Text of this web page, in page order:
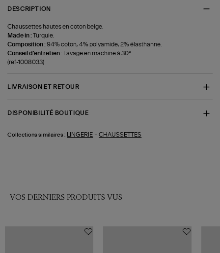
DESCRIPTION
Chaussettes hautes en coton beige.
Made in :
Turquie.
Composition : 94% coton, 4% polyamide, 2% élasthanne.
Conseil d'entretien :
Lavage en machine à 30°.
(ref-1008033)
LIVRAISON ET RETOUR
DISPONIBILITÉ BOUTIQUE
Collections similaires : LINGERIE -CHAUSSETTES
VOS DERNIERS PRODUITS VUS